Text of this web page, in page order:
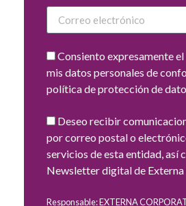
Consiento expresamente
mis datos personales de
política de protección de
Deseo recibir
por correo postal o
servicios de esta entidad, así
Newsletter digital de
Responsable: EXTERNA